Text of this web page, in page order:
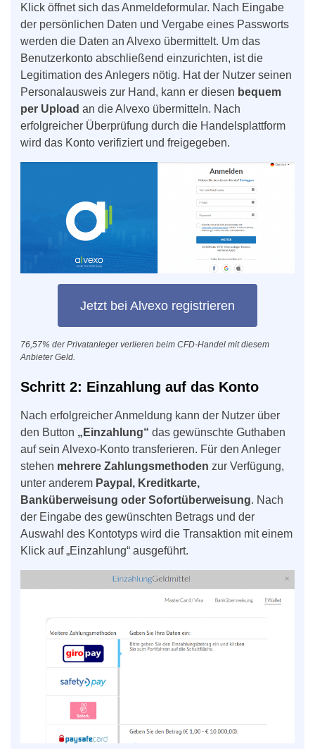
Klick öffnet sich das Anmeldeformular. Nach Eingabe
der persönlichen Daten und Vergabe eines Passworts
werden die Daten an Alvexo übermittelt. Um das
Benutzerkonto abschließend einzurichten, ist die
Legitimation des Anlegers nötig. Hat der Nutzer seinen
Personalausweis zur Hand, kann er diesen bequem
per Upload an die Alvexo übermitteln. Nach
erfolgreicher Überprüfung durch die Handelsplattform
wird das Konto verifiziert und freigegeben.
Jetzt bei Alvexo registrieren
76,57% der Privatanleger verlieren beim CFD-Handel mit diesem
Anbieter Geld.
Schritt 2: Einzahlung auf das Konto
Nach erfolgreicher Anmeldung kann der Nutzer über
den Button „Einzahlung“ das gewünschte Guthaben
auf sein Alvexo-Konto transferieren. Für den Anleger
stehen mehrere Zahlungsmethoden zur Verfügung,
unter anderem Paypal, Kreditkarte,
Banküberweisung oder Sofortüberweisung. Nach
der Eingabe des gewünschten Betrags und der
Auswahl des Kontotyps wird die Transaktion mit einem
Klick auf „Einzahlung“ ausgeführt.